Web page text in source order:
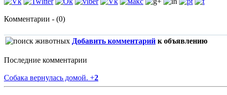
Комментарии - (0)
Добавить комментарий к объявлению
Последние комментарии
Собака вернулась домой. +2